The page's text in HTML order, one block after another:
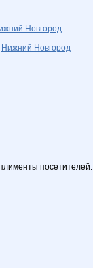
Новгород
Нижний Новгород
посетителей: